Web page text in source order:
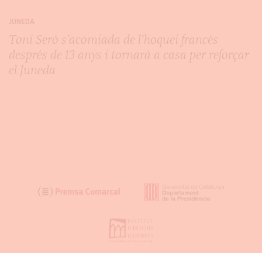
JUNEDA
Toni Seró s’acomiada de l’hoquei francès
després de 13 anys i tornarà a casa per reforçar
el Juneda